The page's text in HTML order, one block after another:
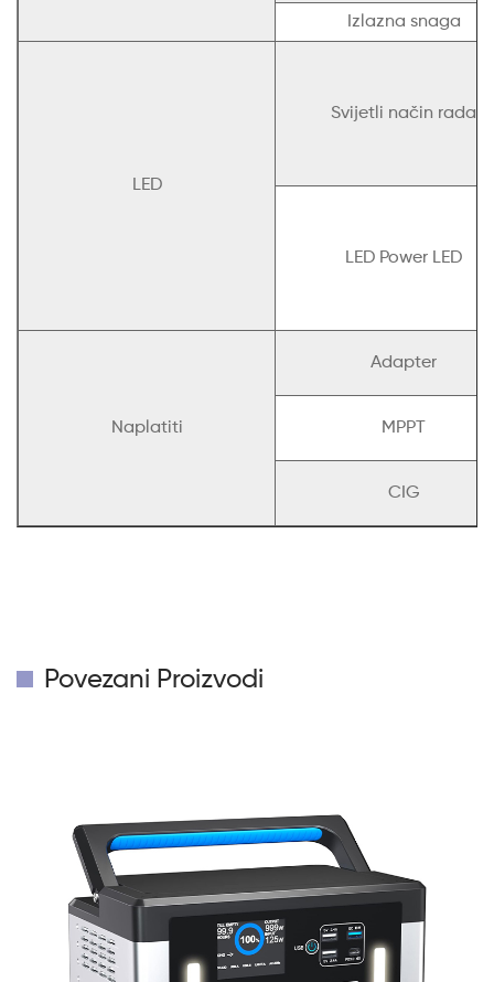
Izlazna snaga
LED
Svijetli način rada
LED Power LED
Naplatiti
Adapter
MPPT
CIG
Povezani Proizvodi